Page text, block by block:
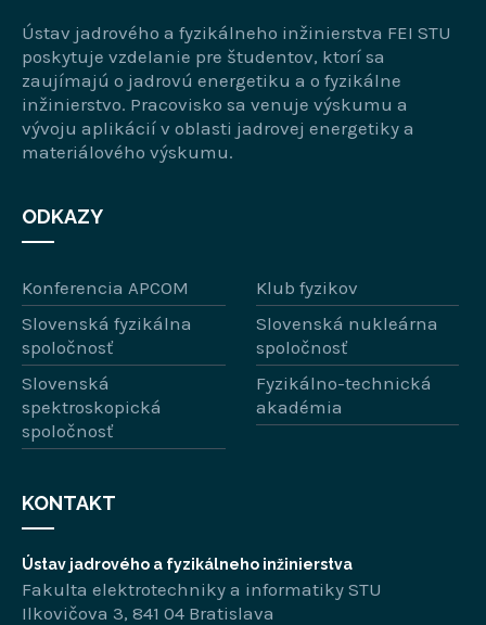
Ústav jadrového a fyzikálneho inžinierstva FEI STU
poskytuje vzdelanie pre študentov, ktorí sa
zaujímajú o jadrovú energetiku a o fyzikálne
inžinierstvo. Pracovisko sa venuje výskumu a
vývoju aplikácií v oblasti jadrovej energetiky a
materiálového výskumu.
ODKAZY
Konferencia APCOM
Klub fyzikov
Slovenská fyzikálna
spoločnosť
Slovenská nukleárna
spoločnosť
Slovenská
spektroskopická
spoločnosť
Fyzikálno-technická
akadémia
KONTAKT
Ústav jadrového a fyzikálneho inžinierstva
Fakulta elektrotechniky a informatiky STU
Ilkovičova 3, 841 04 Bratislava